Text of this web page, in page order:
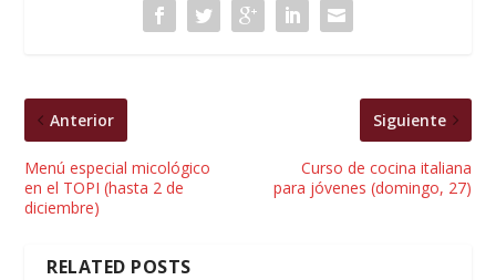
Anterior
Menú especial micológico
en el TOPI (hasta 2 de
diciembre)
Siguiente
Curso de cocina italiana
para jóvenes (domingo, 27)
RELATED POSTS